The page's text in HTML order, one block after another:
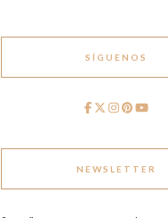
SÍGUENOS
NEWSLETTER